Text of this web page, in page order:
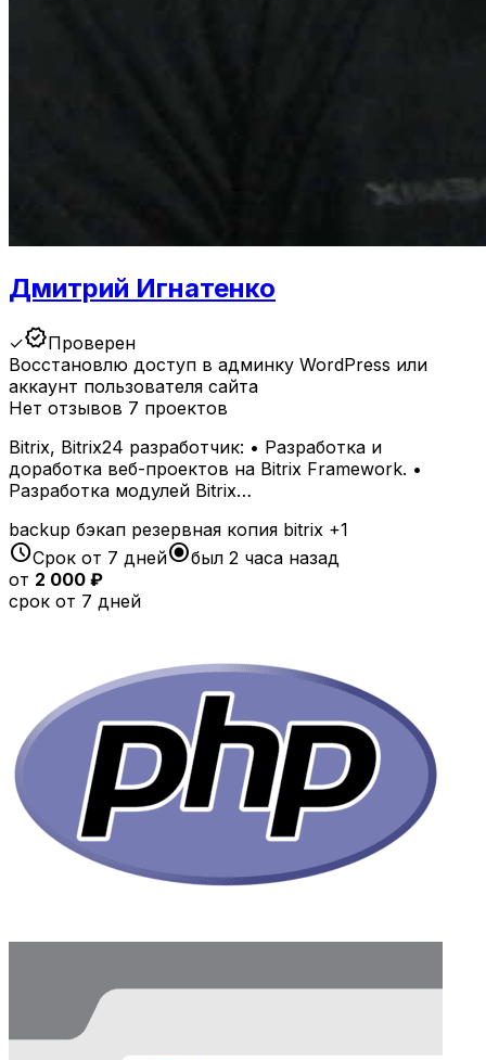
Дмитрий Игнатенко
✓verifiedПроверен
Восстановлю доступ в админку WordPress или
аккаунт пользователя сайта
Нет отзывов 7 проектов
Bitrix, Bitrix24 разработчик: • Разработка и
доработка веб-проектов на Bitrix Framework. •
Разработка модулей Bitrix…
backup бэкап резервная копия bitrix +1
scheduleСрок от 7 днейradio_button_checkedбыл 2 часа назад
от 2 000 ₽
срок от 7 дней